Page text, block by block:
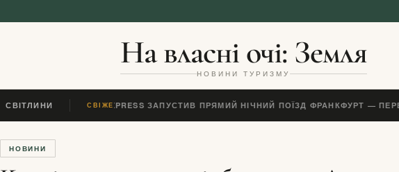
На власні очі: Земля
НОВИНИ ТУРИЗМУ
СВІТЛИНИ СВІЖЕ
LEO EXPRESS ЗАПУСТИВ ПРЯМИЙ НІЧНИЙ ПОЇЗД ФРАНКФУРТ —
НОВИНИ